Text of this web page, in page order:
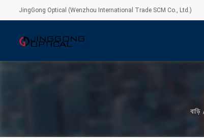
JingGong Optical (Wenzhou International Trade SCM Co., Ltd.)
বাড়ি